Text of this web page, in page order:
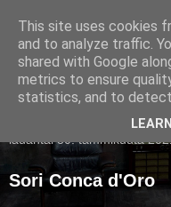
Pullollinen
lauantai 30. tammikuuta
Sori Conca d'Oro
This site uses cookies
and to analyze traffic.
shared with Google
metrics to ensure
statistics, and to detect